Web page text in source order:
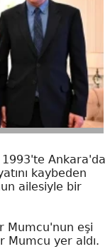
1993'te Ankara'da
kaybeden
ailesiyle bir
Mumcu'nun eşi
Mumcu yer aldı.